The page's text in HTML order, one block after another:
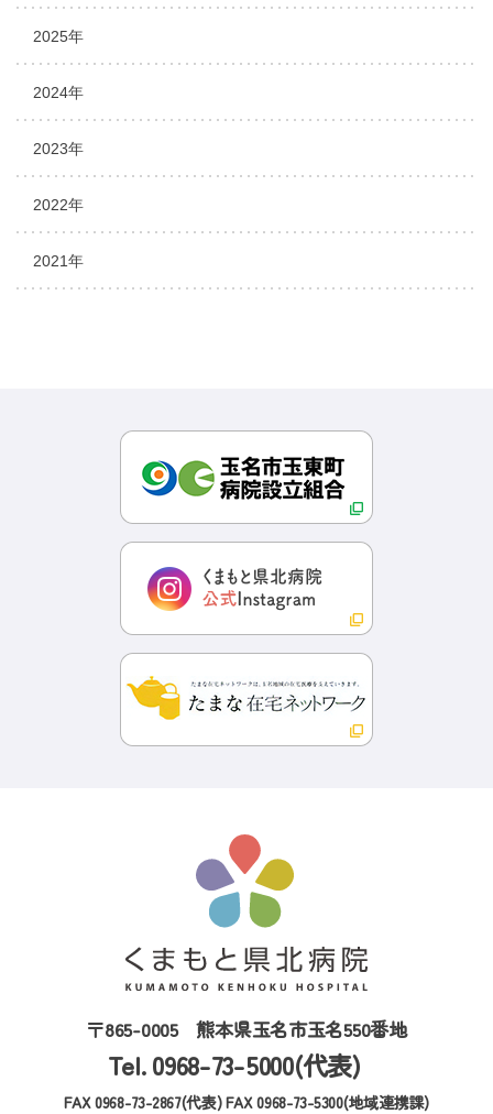
2025年
2024年
2023年
2022年
2021年
〒865-0005 熊本県玉名市玉名550番地
Tel. 0968-73-5000(代表)
FAX 0968-73-2867(代表)FAX 0968-73-5300(地域連携課)